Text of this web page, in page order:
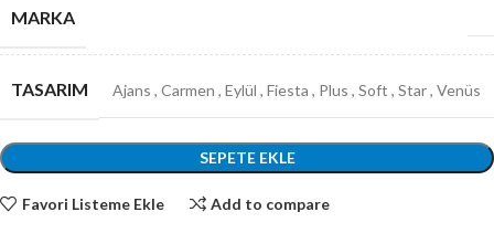
MARKA
TASARIM Ajans , Carmen , Eylül , Fiesta , Plus , Soft , Star, Venüs
SEPETE EKLE
Favori Listeme Ekle Add to compare